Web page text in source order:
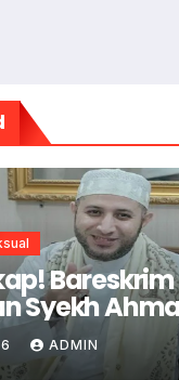
Bareskrim
Syekh
Kasus
Seksual
ADMIN